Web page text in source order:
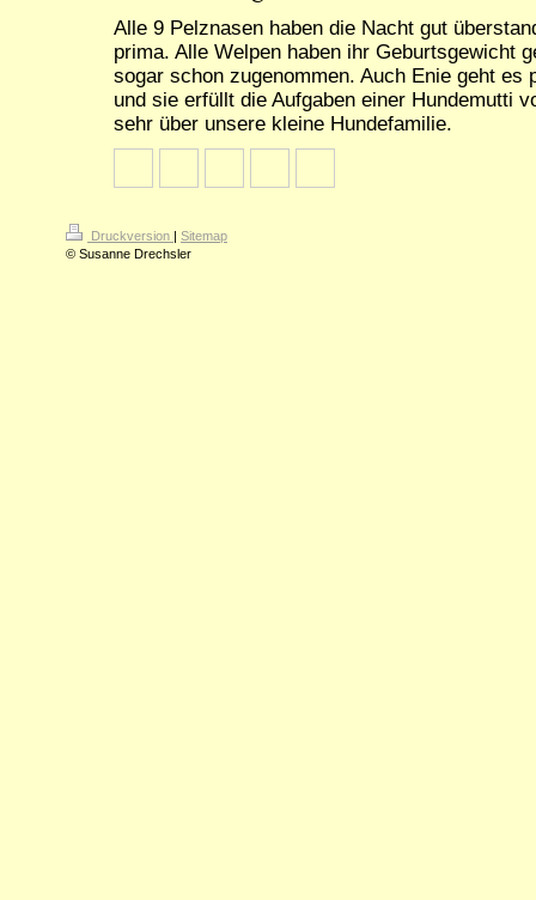
Alle 9 Pelznasen haben die Nacht gut
prima. Alle Welpen haben ihr Geburtsgewicht
sogar schon zugenommen. Auch Enie geht es
und sie erfüllt die Aufgaben einer Hundemutti
sehr über unsere kleine Hundefamilie.
Druckversion | Sitemap
© Susanne Drechsler